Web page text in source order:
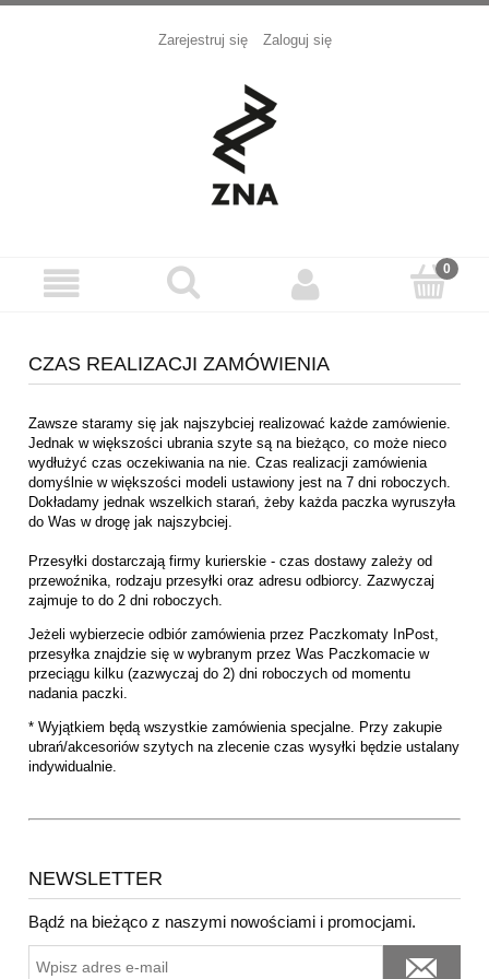
Zarejestruj się Zaloguj się
CZAS REALIZACJI ZAMÓWIENIA
Zawsze staramy się jak najszybciej realizować każde zamówienie.
Jednak w większości ubrania szyte są na bieżąco, co może nieco
wydłużyć czas oczekiwania na nie. Czas realizacji zamówienia
domyślnie w większości modeli ustawiony jest na 7 dni roboczych.
Dokładamy jednak wszelkich starań, żeby każda paczka wyruszyła
do Was w drogę jak najszybciej.
Przesyłki dostarczają firmy kurierskie - czas dostawy zależy od
przewoźnika, rodzaju przesyłki oraz adresu odbiorcy. Zazwyczaj
zajmuje to do 2 dni roboczych.
Jeżeli wybierzecie odbiór zamówienia przez Paczkomaty InPost,
przesyłka znajdzie się w wybranym przez Was Paczkomacie w
przeciągu kilku (zazwyczaj do 2) dni roboczych od momentu
nadania paczki.
* Wyjątkiem będą wszystkie zamówienia specjalne. Przy zakupie
ubrań/akcesoriów szytych na zlecenie czas wysyłki będzie ustalany
indywidualnie.
NEWSLETTER
Bądź na bieżąco z naszymi nowościami i promocjami.